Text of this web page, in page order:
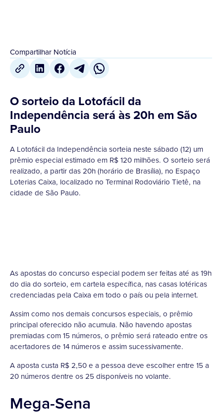
Compartilhar Notícia
O sorteio da Lotofácil da
Independência será às 20h em São
Paulo
A Lotofácil da Independência sorteia neste sábado (12) um
prêmio especial estimado em R$ 120 milhões. O sorteio será
realizado, a partir das 20h (horário de Brasília), no Espaço
Loterias Caixa, localizado no Terminal Rodoviário Tietê, na
cidade de São Paulo.
As apostas do concurso especial podem ser feitas até as 19h
do dia do sorteio, em cartela específica, nas casas lotéricas
credenciadas pela Caixa em todo o país ou pela internet.
Assim como nos demais concursos especiais, o prêmio
principal oferecido não acumula. Não havendo apostas
premiadas com 15 números, o prêmio será rateado entre os
acertadores de 14 números e assim sucessivamente.
A aposta custa R$ 2,50 e a pessoa deve escolher entre 15 a
20 números dentre os 25 disponíveis no volante.
Mega-Sena